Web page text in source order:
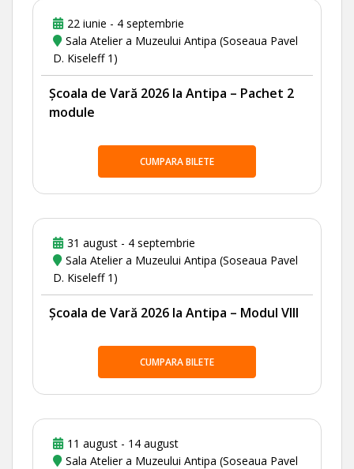
22 iunie - 4 septembrie
Sala Atelier a Muzeului Antipa (Soseaua Pavel
D. Kiseleff 1)
Școala de Vară 2026 la Antipa – Pachet 2
module
CUMPARA BILETE
31 august - 4 septembrie
Sala Atelier a Muzeului Antipa (Soseaua Pavel
D. Kiseleff 1)
Școala de Vară 2026 la Antipa – Modul VIII
CUMPARA BILETE
11 august - 14 august
Sala Atelier a Muzeului Antipa (Soseaua Pavel